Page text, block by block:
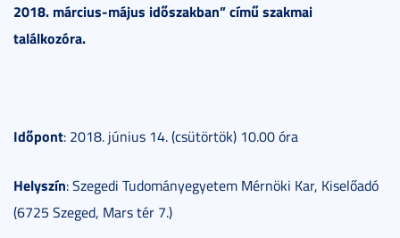
2018. március-május időszakban” című szakmai
találkozóra.
Időpont: 2018. június 14. (csütörtök) 10.00 óra
Helyszín: Szegedi Tudományegyetem Mérnöki Kar, Kiselőadó
(6725 Szeged, Mars tér 7.)